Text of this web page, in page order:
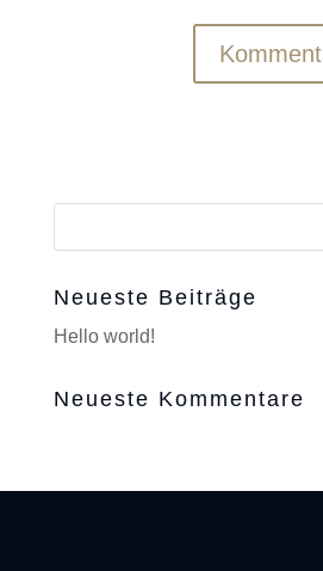
Neueste Beiträge
Hello world!
Neueste Kommentare